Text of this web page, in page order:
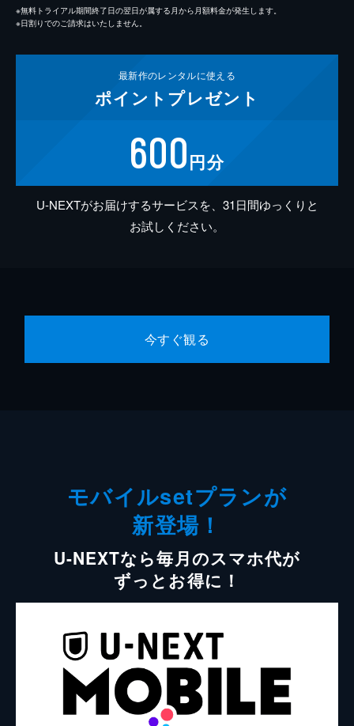
※無料トライアル期間終了日の翌日が属する月から月額料金が発生します。
※日割りでのご請求はいたしません。
最新作のレンタルに使える
ポイント プレゼント
600円分
U-NEXTがお届けするサービスを、31日間ゆっくりと
お試しください。
今すぐ観る
モバイルsetプランが
新登場！
U-NEXTなら毎月のスマホ代が
ずっとお得に！